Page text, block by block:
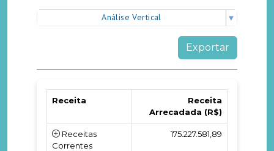
Análise Vertical
Receita
Receita
Arrecadada (R$)
Receitas
Correntes
175.227.581,89